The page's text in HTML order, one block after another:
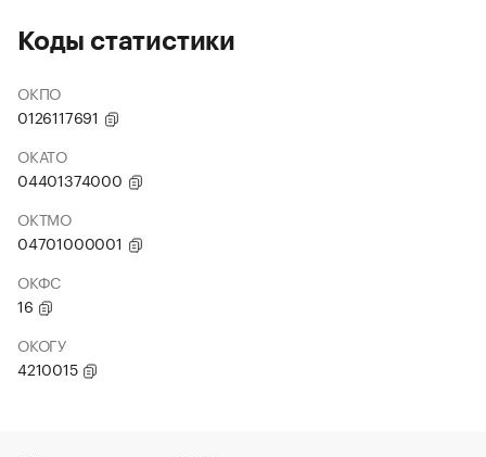
Коды статистики
ОКПО
0126117691
ОКАТО
04401374000
ОКТМО
04701000001
ОКФС
16
ОКОГУ
4210015